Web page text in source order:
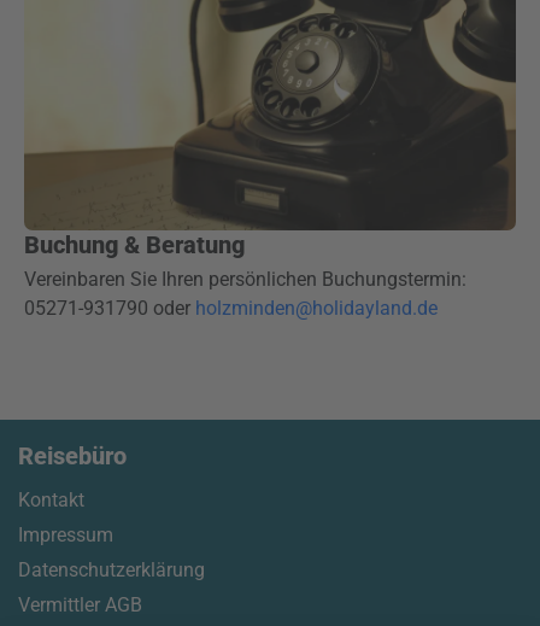
Buchung & Beratung
Vereinbaren Sie Ihren persönlichen Buchungstermin:
05271-931790 oder holzminden@holidayland.de
Reisebüro
Kontakt
Impressum
Datenschutzerklärung
Vermittler AGB